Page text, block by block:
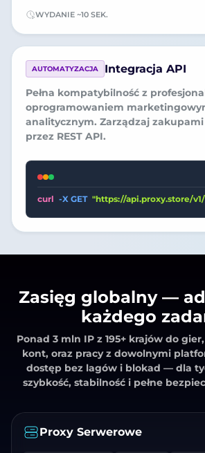
WYDANIE ~10 SEK.
AUTOMATYZACJA Integracja API
Pełna kompatybilność z
oprogramowaniem
analitycznym. Zarządzaj
przez REST API.
curl -X GET "https://api.proxy.store/
Zasięg globalny —
każdego
Ponad 3 mln IP z 195+ krajów do
kont, oraz pracy z dowolnymi
dostęp bez lagów i blokad — dla
szybkość, stabilność i pełne
Proxy Serwerowe